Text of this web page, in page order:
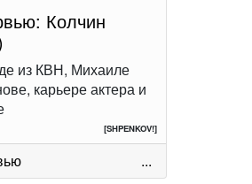
Колчин
из КВН, Михаиле
карьере актера и
[SHPENKOV!]
...